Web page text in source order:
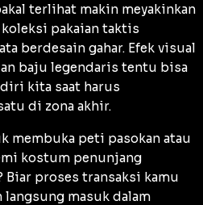
terlihat makin meyakinkan
pakaian taktis
berdesain gahar. Efek visual
baju legendaris tentu bisa
diri kita saat harus
di zona akhir.
membuka peti pasokan atau
kostum penunjang
Biar proses transaksi kamu
langsung masuk dalam